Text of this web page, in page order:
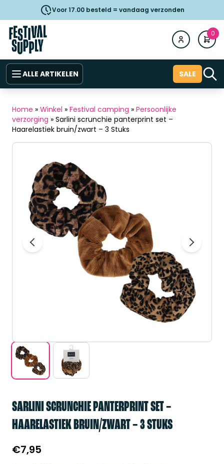
Voor 17.00 besteld = vandaag verzonden
0
ALLE ARTIKELEN SALE
Home » Winkel » Festival camping » Persoonlijke
verzorging » Sarlini scrunchie panterprint set –
Haarelastiek bruin/zwart – 3 Stuks
SARLINI SCRUNCHIE PANTERPRINT SET –
HAARELASTIEK BRUIN/ZWART – 3 STUKS
€7,95